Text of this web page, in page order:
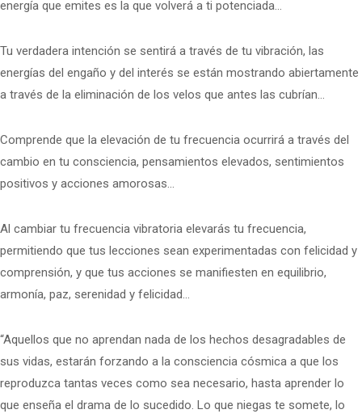
energía que emites es la que volverá a ti potenciada…
Tu verdadera intención se sentirá a través de tu vibración, las
energías del engaño y del interés se están mostrando abiertamente
a través de la eliminación de los velos que antes las cubrían…
Comprende que la elevación de tu frecuencia ocurrirá a través del
cambio en tu consciencia, pensamientos elevados, sentimientos
positivos y acciones amorosas…
Al cambiar tu frecuencia vibratoria elevarás tu frecuencia,
permitiendo que tus lecciones sean experimentadas con felicidad y
comprensión, y que tus acciones se manifiesten en equilibrio,
armonía, paz, serenidad y felicidad…
“Aquellos que no aprendan nada de los hechos desagradables de
sus vidas, estarán forzando a la consciencia cósmica a que los
reproduzca tantas veces como sea necesario, hasta aprender lo
que enseña el drama de lo sucedido. Lo que niegas te somete, lo